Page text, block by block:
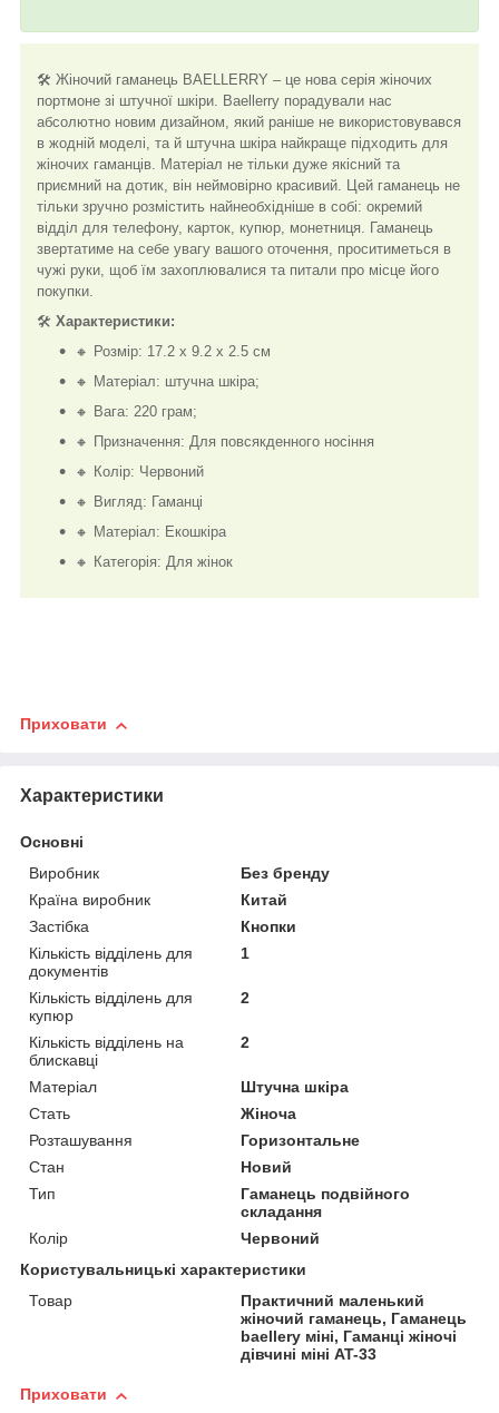
🛠️ Жіночий гаманець BAELLERRY – це нова серія жіночих
портмоне зі штучної шкіри. Baellerry порадували нас
абсолютно новим дизайном, який раніше не використовувався
в жодній моделі, та й штучна шкіра найкраще підходить для
жіночих гаманців. Матеріал не тільки дуже якісний та
приємний на дотик, він неймовірно красивий. Цей гаманець не
тільки зручно розмістить найнеобхідніше в собі: окремий
відділ для телефону, карток, купюр, монетниця. Гаманець
звертатиме на себе увагу вашого оточення, проситиметься в
чужі руки, щоб їм захоплювалися та питали про місце його
покупки.
🛠️ Характеристики:
🔸 Розмір: 17.2 х 9.2 х 2.5 см
🔸 Матеріал: штучна шкіра;
🔸 Вага: 220 грам;
🔸 Призначення: Для повсякденного носіння
🔸 Колір: Червоний
🔸 Вигляд: Гаманці
🔸 Матеріал: Екошкіра
🔸 Категорія: Для жінок
Приховати
Характеристики
Основні
Виробник
Без бренду
Країна виробник
Китай
Застібка
Кнопки
Кількість відділень для
документів
1
Кількість відділень для
купюр
2
Кількість відділень на
блискавці
2
Матеріал
Штучна шкіра
Стать
Жіноча
Розташування
Горизонтальне
Стан
Новий
Тип
Гаманець подвійного
складання
Колір
Червоний
Користувальницькі характеристики
Товар
Практичний маленький
жіночий гаманець, Гаманець
baellery міні, Гаманці жіночі
дівчині міні AT-33
Приховати